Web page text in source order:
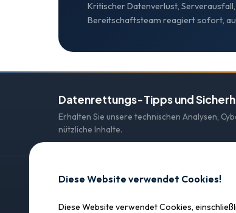
Kritischer Datenverlust,
Bereitschaftsteam reagiert sofort,
Datenrettungs-Tipps und
Erhalten Sie unsere technischen Analysen,
nützliche Inhalte.
Diese Website verwendet Cookies!
Diese Website verwendet Cookies,